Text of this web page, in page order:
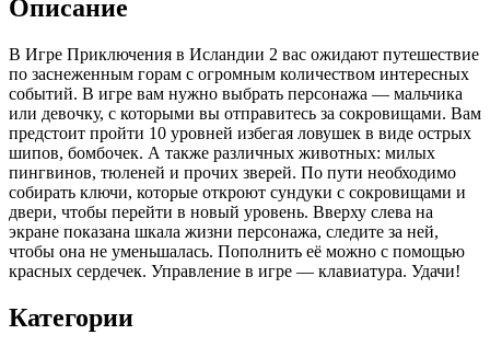
Описание
В Игре Приключения в Исландии 2 вас ожидают путешествие
по заснеженным горам с огромным количеством интересных
событий. В игре вам нужно выбрать персонажа — мальчика
или девочку, с которыми вы отправитесь за сокровищами. Вам
предстоит пройти 10 уровней избегая ловушек в виде острых
шипов, бомбочек. А также различных животных: милых
пингвинов, тюленей и прочих зверей. По пути необходимо
собирать ключи, которые откроют сундуки с сокровищами и
двери, чтобы перейти в новый уровень. Вверху слева на
экране показана шкала жизни персонажа, следите за ней,
чтобы она не уменьшалась. Пополнить её можно с помощью
красных сердечек. Управление в игре — клавиатура. Удачи!
Категории